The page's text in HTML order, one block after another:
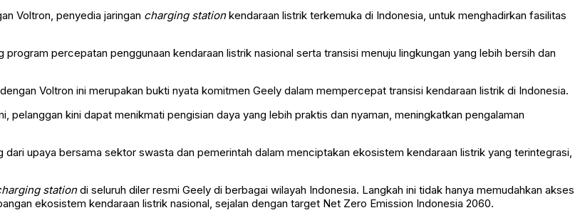
Voltron, penyedia jaringan charging stationkendaraan listrik terkemuka di Indonesia, untuk menghadirkan fasilitas
percepatan penggunaan kendaraan listrik nasional serta transisi menuju lingkungan yang lebih bersih dan
Voltron ini merupakan bukti nyata komitmen Geely dalam mempercepat transisi kendaraan listrik di Indonesia.
pelanggan kini dapat menikmati pengisian daya yang lebih praktis dan nyaman, meningkatkan pengalaman
upaya bersama sektor swasta dan pemerintah dalam menciptakan ekosistem kendaraan listrik yang terintegrasi,
stationdi seluruh diler resmi Geely di berbagai wilayah Indonesia. Langkah ini tidak hanya memudahkan akses
ekosistem kendaraan listrik nasional, sejalan dengan target Net Zero Emission Indonesia 2060.